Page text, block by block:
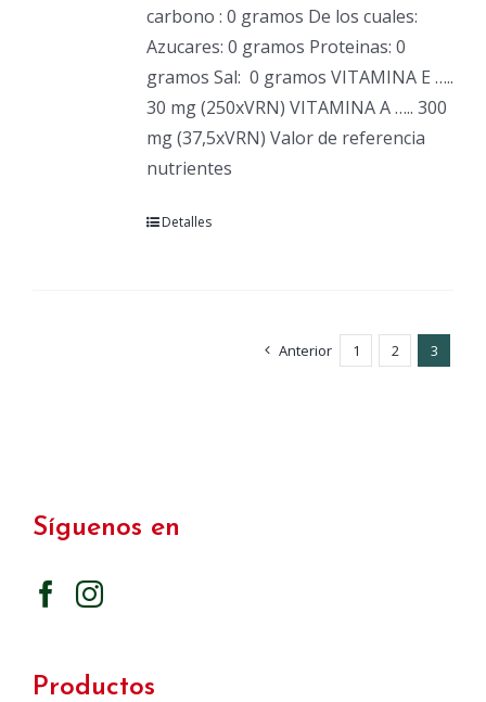
carbono : 0 gramos De los cuales:
Azucares: 0 gramos Proteinas: 0
gramos Sal: 0 gramos VITAMINA E …..
30 mg (250xVRN) VITAMINA A ….. 300
mg (37,5xVRN) Valor de referencia
nutrientes
Detalles
Anterior 1 2 3
Síguenos en
Productos